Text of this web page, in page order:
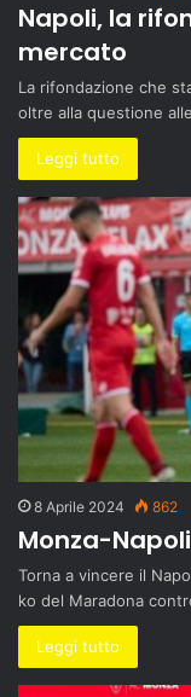
Napoli, la
mercato
La rifondazione che
oltre alla questione
Leggi tutto
8 Aprile 2024 862
Monza-
Torna a vincere il
ko del Maradona
Leggi tutto